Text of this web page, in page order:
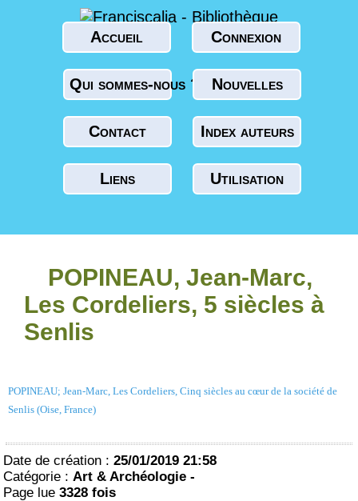
Accueil Connexion
Qui sommes-nous ? Nouvelles
Contact Index auteurs
Liens Utilisation
POPINEAU, Jean-Marc,
Les Cordeliers, 5 siècles à
Senlis
POPINEAU; Jean-Marc, Les Cordeliers, Cinq siècles au cœur de la société de
Senlis (Oise, France)
Date de création : 25/01/2019 21:58
Catégorie : Art & Archéologie -
Page lue 3328 fois